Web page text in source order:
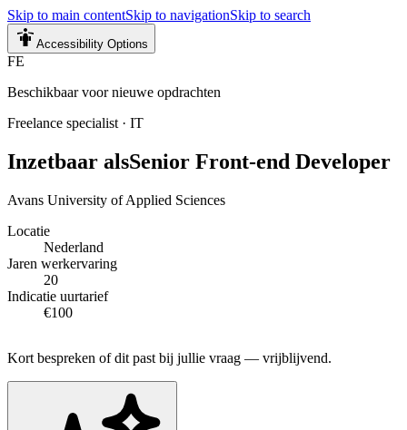
Skip to main contentSkip to navigationSkip to search
Accessibility Options
FE
Beschikbaar voor nieuwe opdrachten
Freelance specialist · IT
Inzetbaar alsSenior Front-end Developer
Avans University of Applied Sciences
Locatie
Nederland
Jaren werkervaring
20
Indicatie uurtarief
€100
Kort bespreken of dit past bij jullie vraag — vrijblijvend.